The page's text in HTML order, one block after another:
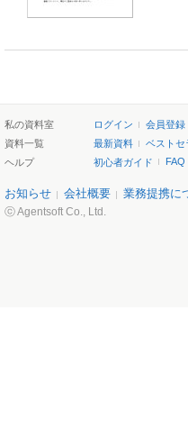
私の資料室 ログイン
会員登録
資料一覧
最新資料 ベストセ
ヘルプ
初心者ガイド FAQ
お知らせ 会社概要 業務提携に
ⓒ Agentsoft Co., Ltd.